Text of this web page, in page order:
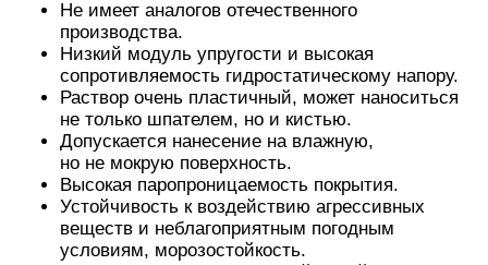
Не имеет аналогов отечественного
производства.
Низкий модуль упругости и высокая
сопротивляемость гидростатическому напору.
Раствор очень пластичный, может наноситься
не только шпателем, но и кистью.
Допускается нанесение на влажную,
но не мокрую поверхность.
Высокая паропроницаемость покрытия.
Устойчивость к воздействию агрессивных
веществ и неблагоприятным погодным
условиям, морозостойкость.